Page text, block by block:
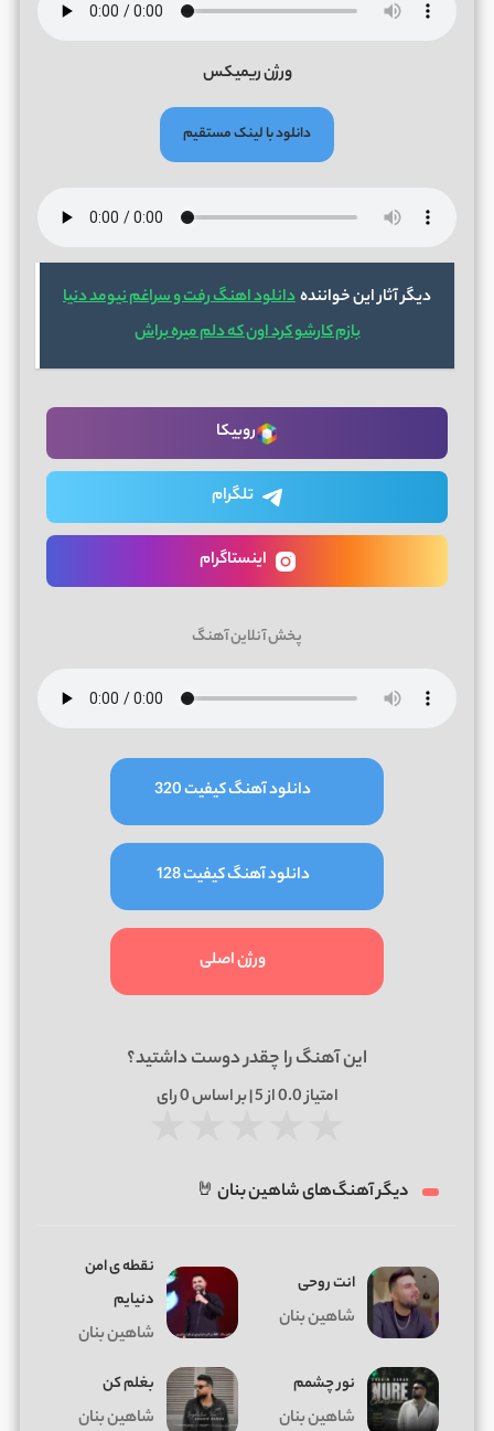
ورژن ریمیکس
دانلود با لینک مستقیم
دیگر آثار این خوانندهدانلود اهنگ رفت و سراغم نیومد دنیا
بازم کارشو کرد اون که دلم میره براش
روبیکا
تلگرام
اینستاگرام
پخش آنلاین آهنگ
دانلود آهنگ کیفیت 320
دانلود آهنگ کیفیت 128
ورژن اصلی
این آهنگ را چقدر دوست داشتید؟
امتیاز0.0از 5 | بر اساس 0رای
دیگر آهنگ‌های شاهین بنان 🤘
انت روحی
شاهین بنان
نقطه ی امن
دنیایم
شاهین بنان
نور چشمم
شاهین بنان
بغلم کن
شاهین بنان